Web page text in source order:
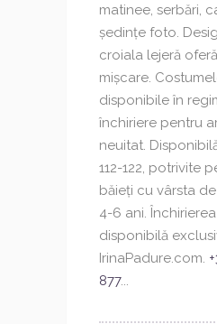
matinee, serbări,
ședințe foto.
croiala lejeră
mișcare.
disponibile în
închiriere pentru
neuitat.
112-122, potrivite
băieți cu vârsta
4-6 ani.
disponibilă
IrinaPadure.com.
877...